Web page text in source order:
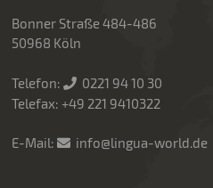
Bonner Straße 484-486
50968 Köln
Telefon:
0221 94 10 30
Telefax: +49 221 9410322
E-Mail: info@lingua-world.de